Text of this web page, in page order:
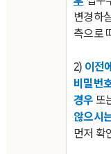
변경하
측으로
2) 이전
비밀번
경우 또
않으시
먼저 확